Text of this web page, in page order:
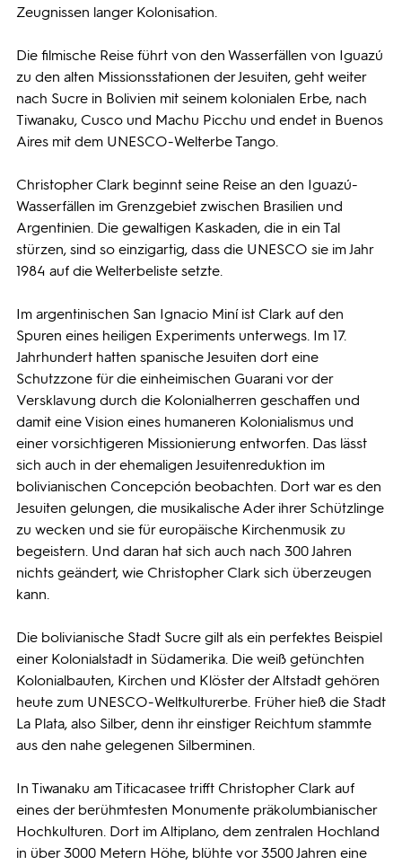
Zeugnissen langer Kolonisation.
Die filmische Reise führt von den Wasserfällen von Iguazú
zu den alten Missionsstationen der Jesuiten, geht weiter
nach Sucre in Bolivien mit seinem kolonialen Erbe, nach
Tiwanaku, Cusco und Machu Picchu und endet in Buenos
Aires mit dem UNESCO-Welterbe Tango.
Christopher Clark beginnt seine Reise an den Iguazú-
Wasserfällen im Grenzgebiet zwischen Brasilien und
Argentinien. Die gewaltigen Kaskaden, die in ein Tal
stürzen, sind so einzigartig, dass die UNESCO sie im Jahr
1984 auf die Welterbeliste setzte.
Im argentinischen San Ignacio Miní ist Clark auf den
Spuren eines heiligen Experiments unterwegs. Im 17.
Jahrhundert hatten spanische Jesuiten dort eine
Schutzzone für die einheimischen Guarani vor der
Versklavung durch die Kolonialherren geschaffen und
damit eine Vision eines humaneren Kolonialismus und
einer vorsichtigeren Missionierung entworfen. Das lässt
sich auch in der ehemaligen Jesuitenreduktion im
bolivianischen Concepción beobachten. Dort war es den
Jesuiten gelungen, die musikalische Ader ihrer Schützlinge
zu wecken und sie für europäische Kirchenmusik zu
begeistern. Und daran hat sich auch nach 300 Jahren
nichts geändert, wie Christopher Clark sich überzeugen
kann.
Die bolivianische Stadt Sucre gilt als ein perfektes Beispiel
einer Kolonialstadt in Südamerika. Die weiß getünchten
Kolonialbauten, Kirchen und Klöster der Altstadt gehören
heute zum UNESCO-Weltkulturerbe. Früher hieß die Stadt
La Plata, also Silber, denn ihr einstiger Reichtum stammte
aus den nahe gelegenen Silberminen.
In Tiwanaku am Titicacasee trifft Christopher Clark auf
eines der berühmtesten Monumente präkolumbianischer
Hochkulturen. Dort im Altiplano, dem zentralen Hochland
in über 3000 Metern Höhe, blühte vor 3500 Jahren eine